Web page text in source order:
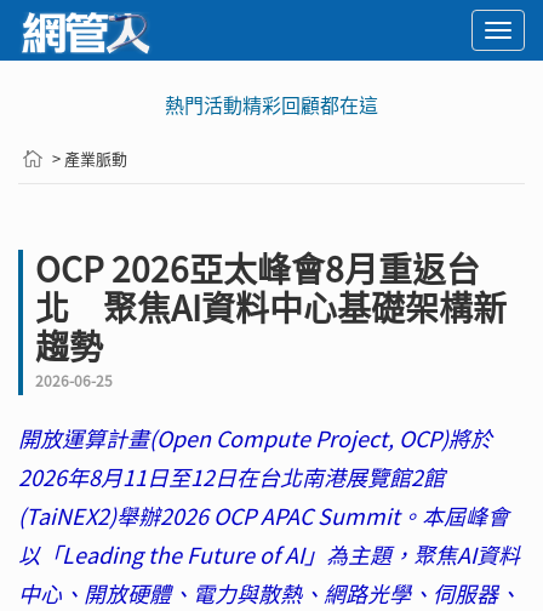
熱門活動精彩回顧都在這
> 產業脈動
OCP 2026亞太峰會8月重返台
北 聚焦AI資料中心基礎架構新
趨勢
2026-06-25
開放運算計畫(Open Compute Project, OCP)將於
2026年8月11日至12日在台北南港展覽館2館
(TaiNEX2)舉辦2026 OCP APAC Summit。本屆峰會
以「Leading the Future of AI」為主題，聚焦AI資料
中心、開放硬體、電力與散熱、網路光學、伺服器、